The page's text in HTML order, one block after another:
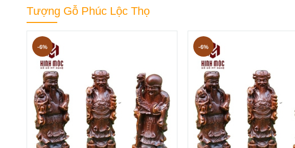
Tượng Gỗ Phúc Lộc Thọ
-6% -6%